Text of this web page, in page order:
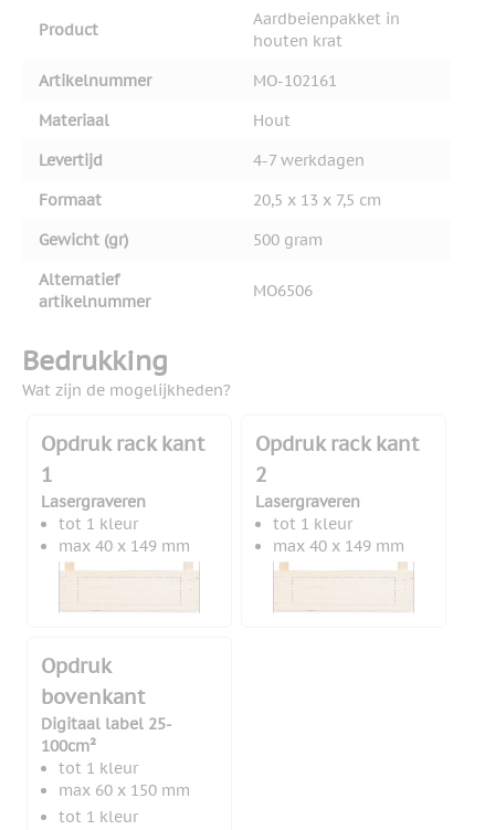
Product
Aardbeienpakket in
houten krat
Artikelnummer
MO-102161
Materiaal
Hout
Levertijd
4-7 werkdagen
Formaat
20,5 x 13 x 7,5 cm
Gewicht (gr)
500 gram
Alternatief
artikelnummer
MO6506
Bedrukking
Wat zijn de mogelijkheden?
Opdruk rack kant
1
Lasergraveren
tot 1 kleur
max 40 x 149 mm
Opdruk rack kant
2
Lasergraveren
tot 1 kleur
max 40 x 149 mm
Opdruk
bovenkant
Digitaal label 25-
100cm²
tot 1 kleur
max 60 x 150 mm
tot 1 kleur